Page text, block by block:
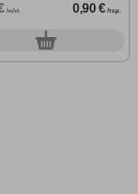
/κιλό 0,90 € /τεμ.
0τεμ.